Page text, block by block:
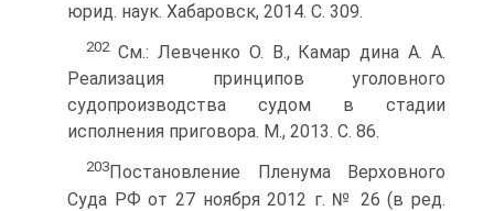
юрид. наук. Хабаровск, 2014. С. 309.
202См.: Левченко О. В., Камар дина А. А.
Реализация принципов уголовного
судопроизводства судом в стадии
исполнения приговора. M., 2013. С. 86.
203Постановление Пленума Верховного
Суда РФ от 27 ноября 2012 г. № 26 (в ред.